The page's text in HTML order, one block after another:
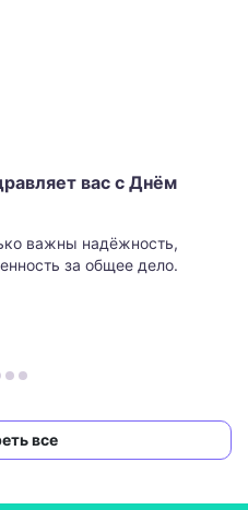
вас с Днём
важны надёжность,
за общее дело.
все